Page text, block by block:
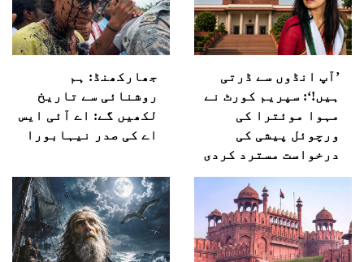
’آپ انڈوں سے ڈرتی
ہیں!‘: سپریم کورٹ نے
مہوا موئترا کی
ورچوئل پیشی کی
درخواست مسترد کردی
جھارکھنڈ: ہم
روشنائی سے تاریخ
لکھیں گے: اے آئی ایس
اے کی صدر نیہابورا